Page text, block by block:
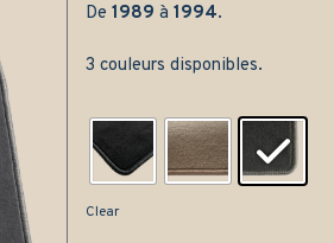
De 1989 à 1994.
3 couleurs disponibles.
Clear